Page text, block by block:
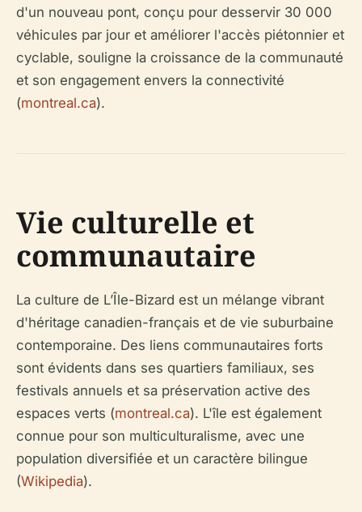
d'un nouveau pont, conçu pour desservir 30 000
véhicules par jour et améliorer l'accès piétonnier et
cyclable, souligne la croissance de la communauté
et son engagement envers la connectivité
(montreal.ca).
Vie culturelle et
communautaire
La culture de L’Île-Bizard est un mélange vibrant
d'héritage canadien-français et de vie suburbaine
contemporaine. Des liens communautaires forts
sont évidents dans ses quartiers familiaux, ses
festivals annuels et sa préservation active des
espaces verts (montreal.ca). L'île est également
connue pour son multiculturalisme, avec une
population diversifiée et un caractère bilingue
(Wikipedia).